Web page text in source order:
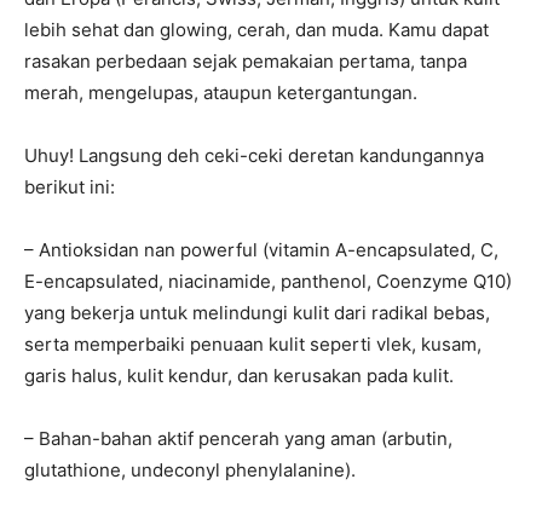
lebih sehat dan glowing, cerah, dan muda. Kamu dapat
rasakan perbedaan sejak pemakaian pertama, tanpa
merah, mengelupas, ataupun ketergantungan.
Uhuy! Langsung deh ceki-ceki deretan kandungannya
berikut ini:
– Antioksidan nan powerful (vitamin A-encapsulated, C,
E-encapsulated, niacinamide, panthenol, Coenzyme Q10)
yang bekerja untuk melindungi kulit dari radikal bebas,
serta memperbaiki penuaan kulit seperti vlek, kusam,
garis halus, kulit kendur, dan kerusakan pada kulit.
– Bahan-bahan aktif pencerah yang aman (arbutin,
glutathione, undeconyl phenylalanine).